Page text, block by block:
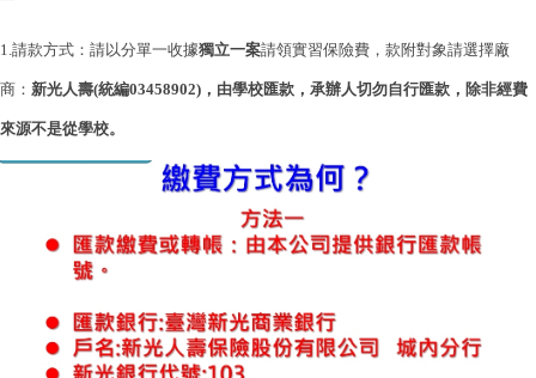
1.請款方式：請以分單一收據獨立一案請領實習保險費，款附對象請選擇廠
商： 新光人壽(統編03458902)，由學校匯款，承辦人切勿自行匯款，除非經費
來源不是從學校。